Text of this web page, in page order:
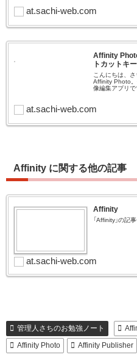
at.sachi-web.com
Affinity
トカットキ
こんにちは、
Affinity Photo
像編集アプリ
at.sachi-web.com
Affinity に関する他の記事
Affinity
「Affinity」の記
at.sachi-web.com
管理人さちのお勉強ノート
Affinity Photo
Affinity Publisher